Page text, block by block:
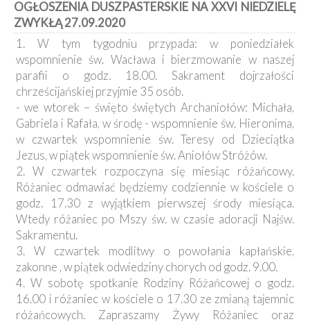
Kancelaria
Galeria
Dekanat
Nowy
Staw
Kapituła
Kolegiacka
Duszpasterze
Polecane
strony
Ochrona
Małoletnich
OGŁOSZENIA DUSZPASTERSKIE NA XXVI NIEDZIELĘ
ZWYKŁĄ 27.09.2020
1. W tym tygodniu przypada: w poniedziałek
wspomnienie św. Wacława i bierzmowanie w naszej
parafii o godz. 18.00. Sakrament dojrzałości
chrześcijańskiej przyjmie 35 osób.
- we wtorek – święto świętych Archaniołów: Michała,
Gabriela i Rafała, w środę - wspomnienie św. Hieronima,
w czwartek wspomnienie św. Teresy od Dzieciątka
Jezus, w piątek wspomnienie św. Aniołów Stróżów.
2. W czwartek rozpoczyna się miesiąc różańcowy.
Różaniec odmawiać będziemy codziennie w kościele o
godz. 17.30 z wyjątkiem pierwszej środy miesiąca.
Wtedy różaniec po Mszy św. w czasie adoracji Najśw.
Sakramentu.
3. W czwartek modlitwy o powołania kapłańskie,
zakonne , w piątek odwiedziny chorych od godz. 9.00.
4. W sobotę spotkanie Rodziny Różańcowej o godz.
16.00 i różaniec w kościele o 17.30 ze zmianą tajemnic
różańcowych. Zapraszamy Żywy Różaniec oraz